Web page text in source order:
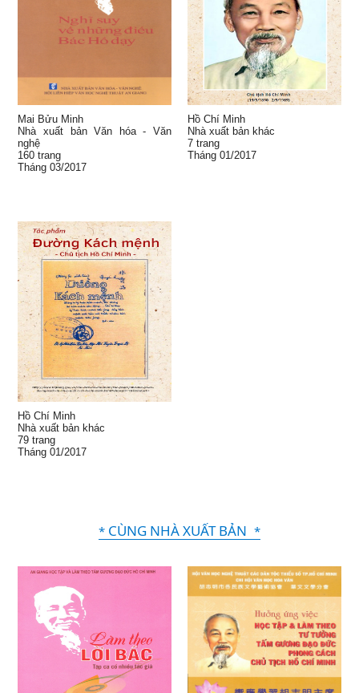
Mai Bửu Minh
Nhà xuất bản Văn hóa - Văn
nghệ
160 trang
Tháng 03/2017
Hồ Chí Minh
Nhà xuất bản khác
7 trang
Tháng 01/2017
Hồ Chí Minh
Nhà xuất bản khác
79 trang
Tháng 01/2017
* CÙNG NHÀ XUẤT BẢN *